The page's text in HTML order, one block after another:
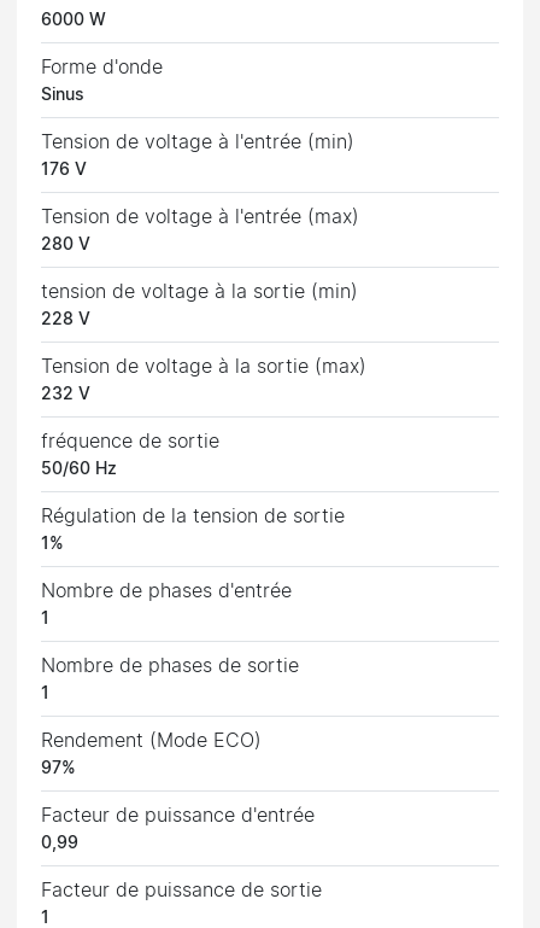
6000 W
Forme d'onde
Sinus
Tension de voltage à l'entrée (min)
176 V
Tension de voltage à l'entrée (max)
280 V
tension de voltage à la sortie (min)
228 V
Tension de voltage à la sortie (max)
232 V
fréquence de sortie
50/60 Hz
Régulation de la tension de sortie
1%
Nombre de phases d'entrée
1
Nombre de phases de sortie
1
Rendement (Mode ECO)
97%
Facteur de puissance d'entrée
0,99
Facteur de puissance de sortie
1